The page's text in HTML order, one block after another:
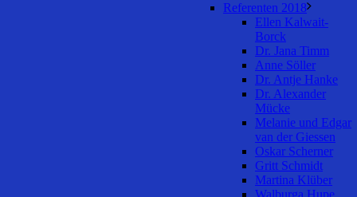
Referenten 2018
Ellen Kalwait-
Borck
Dr. Jana Timm
Anne Söller
Dr. Antje Hanke
Dr. Alexander
Mücke
Melanie und Edgar
van der Giessen
Oskar Scherner
Gritt Schmidt
Martina Klüber
Walburga Hupe